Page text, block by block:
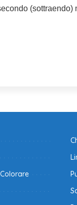
(sottraendo)